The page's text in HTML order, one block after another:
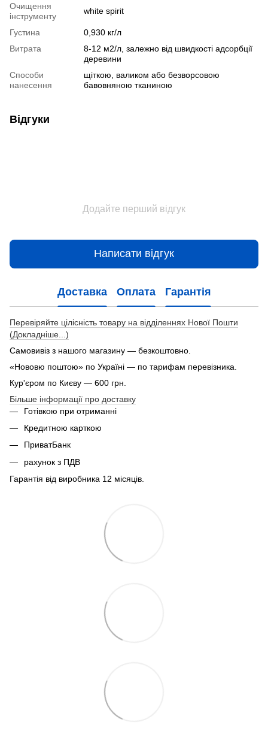
Очищення
інструменту
white spirit
Густина
0,930 кг/л
Витрата
8-12 м2/л, залежно від швидкості адсорбції
деревини
Способи
нанесення
щіткою, валиком або безворсовою
бавовняною тканиною
Відгуки
Додайте перший відгук
Написати відгук
Доставка Оплата Гарантія
Перевіряйте цілісність товару на відділеннях Нової Пошти
(Докладніше...)
Самовивіз з нашого магазину — безкоштовно.
«Нововю поштою» по Україні — по тарифам перевізника.
Кур'єром по Києву — 600 грн.
Більше інформації про доставку
Готівкою при отриманні
Кредитною карткою
ПриватБанк
рахунок з ПДВ
Гарантія від виробника 12 місяців.